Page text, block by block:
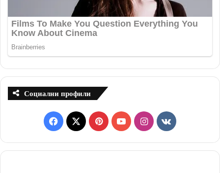
Социални профили
F
a
X
P
i
Y
o
I
n
v
k